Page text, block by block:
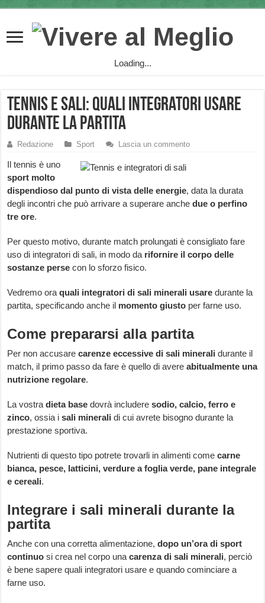
Loading...
Tennis e sali: quali integratori usare
durante la partita
Redazione Sport Lascia un commento
Il tennis è uno
sport molto
dispendioso dal punto di vista delle energie, data la durata
degli incontri che può arrivare a superare anchedue o perfino
tre ore.
Per questo motivo, durante match prolungati è consigliato fare
uso di integratori di sali, in modo da rifornire il corpo delle
sostanze perse con lo sforzo fisico.
Vedremo oraquali integratori di sali minerali usare durante la
partita, specificando anche il momento giusto per farne uso.
Come prepararsi alla partita
Per non accusarecarenze eccessive di sali minerali durante il
match, il primo passo da fare è quello di avereabitualmente una
nutrizione regolare.
La vostradieta basedovrà includeresodio, calcio, ferro e
zinco, ossia isali minerali di cui avrete bisogno durante la
prestazione sportiva.
Nutrienti di questo tipo potrete trovarli in alimenti comecarne
bianca, pesce, latticini, verdure a foglia verde, pane integrale
e cereali.
Integrare i sali minerali durante la
partita
Anche con una corretta alimentazione,dopo un’ora di sport
continuo si crea nel corpo unacarenza di sali minerali, perciò
è bene sapere quali integratori usare e quando cominciare a
farne uso.